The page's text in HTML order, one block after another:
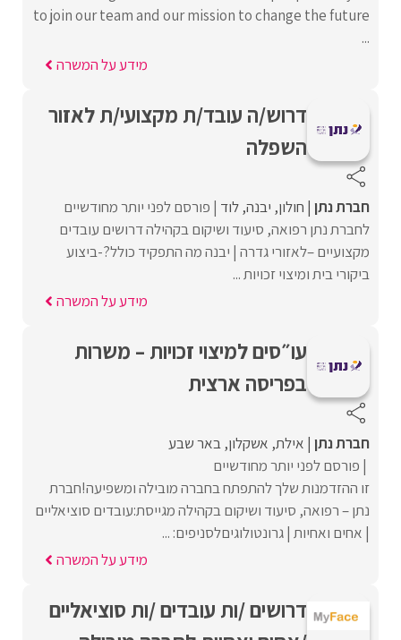
to join our team and our mission to change the future
...
מידע על המשרה
דרוש/ה עובד/ת מקצועי/ת לאזור
השפלה
חברת נתן חולון יבנה לוד פורסם לפני יותר מחודשיים
לחברת נתן רפואה, סיעוד ושיקום בקהילה דרושים עובדים
מקצועיים –לאזורי גדרה | יבנה מה התפקיד כולל?-ביצוע
ביקורי בית ומיצוי זכויות ...
מידע על המשרה
עו״סים למיצוי זכויות – משרות
בפריסה ארצית
חברת נתן אילת אשקלון באר שבע
פורסם לפני יותר מחודשיים
זו ההזדמנות שלך להתפתח בחברה מובילה ומשפיעה!חברת
נתן – רפואה, סיעוד ושיקום בקהילה מגייסת:עובדים סוציאליים
| אחים ואחיות | גרונטולוגיםלסניפים: ...
מידע על המשרה
דרושים /ות עובדים /ות סוציאליים